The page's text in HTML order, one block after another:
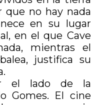
que no hay nada
en su lugar
en el que Cave
mientras el
justifica su
el lado de la
Gomes. El cine